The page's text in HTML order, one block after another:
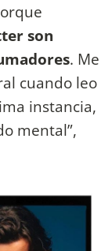
son
. Me
cuando leo
instancia,
mental”,